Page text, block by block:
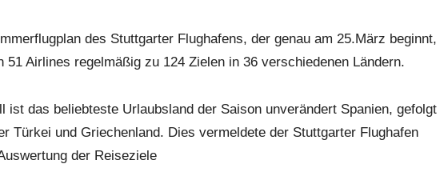
des Stuttgarter Flughafens, der genau am 25.März beginnt,
51 Airlines regelmäßig zu 124 Zielen in 36 verschiedenen Ländern.
ist das beliebteste Urlaubsland der Saison unverändert Spanien, gefolgt
Türkei und Griechenland. Dies vermeldete der Stuttgarter Flughafen
der Reiseziele